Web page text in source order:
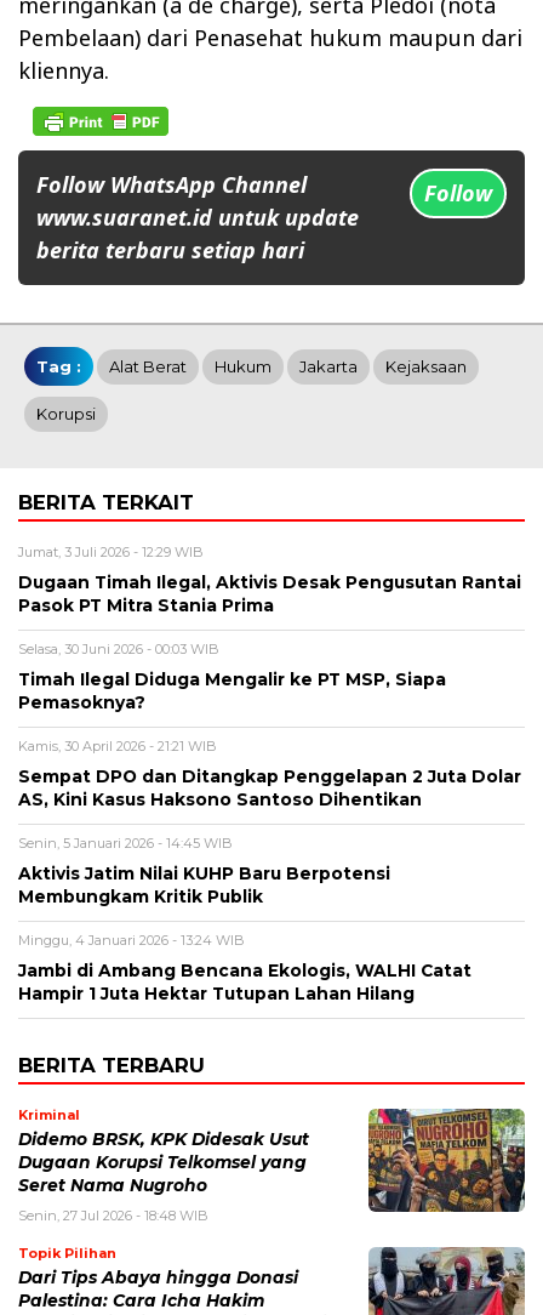
Pembelaan) dari Penasehat hukum maupun dari
kliennya.
Follow WhatsApp Channel
www.suaranet.id untuk update
berita terbaru setiap hari
Follow
Tag : Alat Berat Hukum Jakarta Kejaksaan
Korupsi
BERITA TERKAIT
Jumat, 3 Juli 2026 - 12:29 WIB
Dugaan Timah Ilegal, Aktivis Desak Pengusutan Rantai
Pasok PT Mitra Stania Prima
Selasa, 30 Juni 2026 - 00:03 WIB
Timah Ilegal Diduga Mengalir ke PT MSP, Siapa
Pemasoknya?
Kamis, 30 April 2026 - 21:21 WIB
Sempat DPO dan Ditangkap Penggelapan 2 Juta Dolar
AS, Kini Kasus Haksono Santoso Dihentikan
Senin, 5 Januari 2026 - 14:45 WIB
Aktivis Jatim Nilai KUHP Baru Berpotensi
Membungkam Kritik Publik
Minggu, 4 Januari 2026 - 13:24 WIB
Jambi di Ambang Bencana Ekologis, WALHI Catat
Hampir 1 Juta Hektar Tutupan Lahan Hilang
BERITA TERBARU
Kriminal
Didemo BRSK, KPK Didesak Usut
Dugaan Korupsi Telkomsel yang
Seret Nama Nugroho
Senin, 27 Jul 2026 - 18:48 WIB
Topik Pilihan
Dari Tips Abaya hingga Donasi
Palestina: Cara Icha Hakim